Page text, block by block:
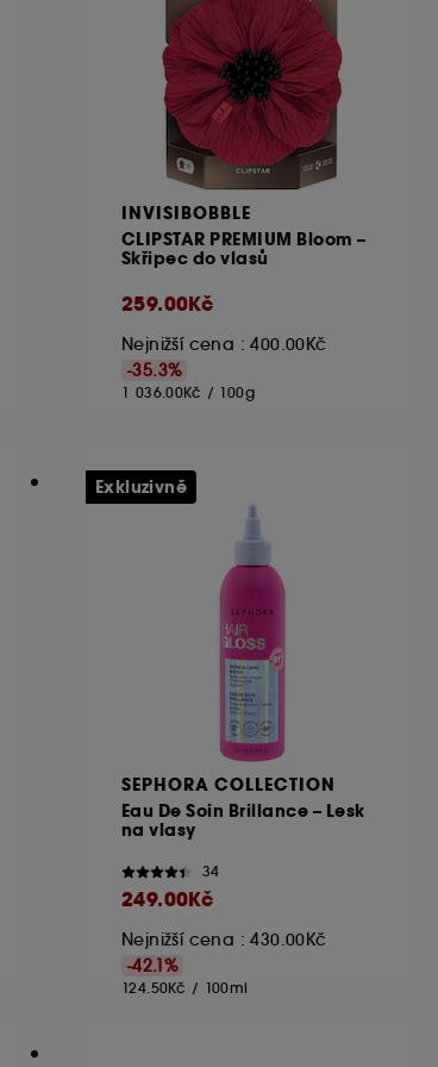
INVISIBOBBLE
CLIPSTAR PREMIUM Bloom –
Skřipec do vlasů
259.00Kč
Nejnižší cena : 400.00Kč
-35.3%
1 036.00Kč / 100g
SEPHORA COLLECTION
Eau De Soin Brillance – Lesk
na vlasy
34
249.00Kč
Nejnižší cena : 430.00Kč
-42.1%
124.50Kč / 100ml
Exkluzivně